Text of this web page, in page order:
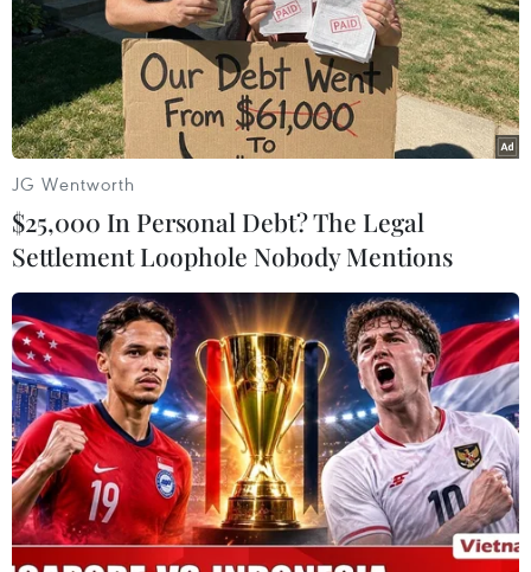
Mỹ tuyên bố sẵn sàng có hành động quân
sự nếu Iran tiếp tục làm giàu urani
25/06/2025 09:15
Tổng thống Mỹ Donald Trump tuyên bố Washington sẽ
JG Wentworth
$25,000 In Personal Debt? The Legal
Settlement Loophole Nobody Mentions